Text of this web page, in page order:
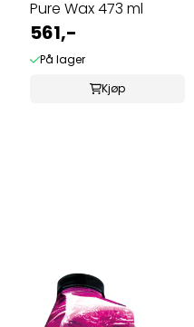
Pure Wax 473 ml
561,-
På lager
Kjøp